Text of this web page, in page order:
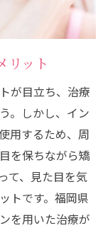
リット
が目立ち、治療
。しかし、イン
用するため、周
を保ちながら矯
て、見た目を気
トです。福岡県
を用いた治療が